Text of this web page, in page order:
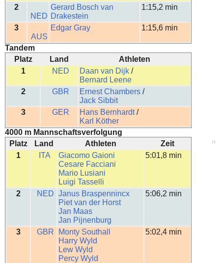
2
NED
Gerard Bosch van
Drakestein
1:15,2 min
3
AUS
Edgar Gray 1:15,6 min
Tandem
Platz
Land
Athleten
1
NED Daan van Dijk /
Bernard Leene
2
GBR Ernest Chambers /
Jack Sibbit
3
GER Hans Bernhardt/
Karl Köther
4000 m Mannschaftsverfolgung
Platz
Land Athleten
Zeit
1
ITA
Giacomo Gaioni
Cesare Facciani
Mario Lusiani
Luigi Tasselli
5:01,8 min
2 NED Janus Braspennincx
Piet van der Horst
Jan Maas
Jan Pijnenburg
5:06,2 min
3 GBR
Monty Southall
Harry Wyld
Lew Wyld
Percy Wyld
5:02,4 min